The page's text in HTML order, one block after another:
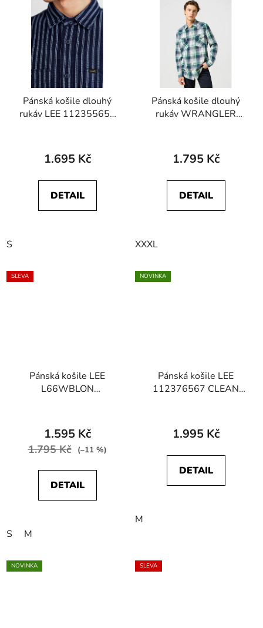
Pánská košile dlouhý
rukáv LEE 112355650
1.695 Kč
DETAIL
S
Pánská košile dlouhý
rukáv WRANGLER
1.795 Kč
DETAIL
XXXL
SLEVA
Pánská košile LEE
L66WBLON
Washed Black
1.595 Kč
1.795 Kč (–11 %)
DETAIL
S M
NOVINKA
Pánská košile LEE
112376567 CLEAN
1.995 Kč
DETAIL
M
NOVINKA SLEVA